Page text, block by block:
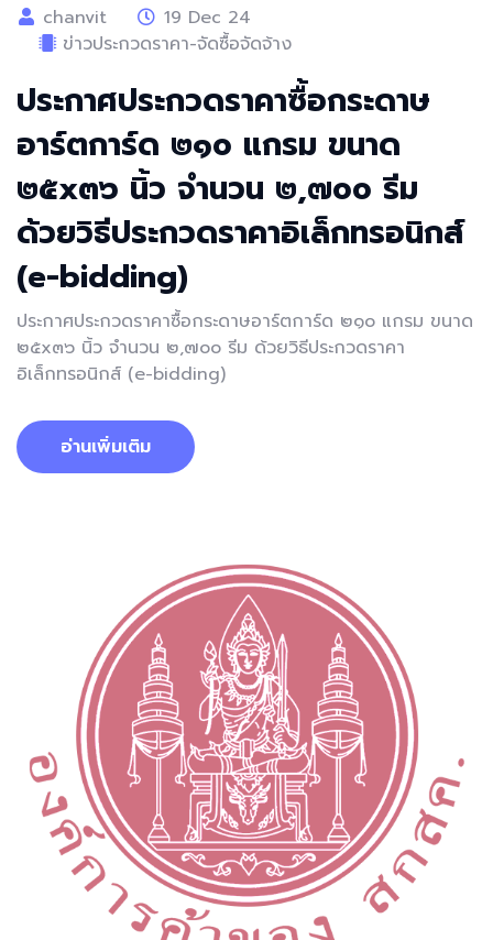
chanvit
19 Dec 24
ข่าวประกวดราคา-จัดซื้อจัดจ้าง
ประกาศประกวดราคาซื้อกระดาษ
อาร์ตการ์ด ๒๑๐ แกรม ขนาด
๒๕x๓๖ นิ้ว จำนวน ๒,๗๐๐ รีม
ด้วยวิธีประกวดราคาอิเล็กทรอนิกส์
(e-bidding)
ประกาศประกวดราคาซื้อกระดาษอาร์ตการ์ด ๒๑๐ แกรม ขนาด
๒๕x๓๖ นิ้ว จำนวน ๒,๗๐๐ รีม ด้วยวิธีประกวดราคา
อิเล็กทรอนิกส์ (e-bidding)
อ่านเพิ่มเติม